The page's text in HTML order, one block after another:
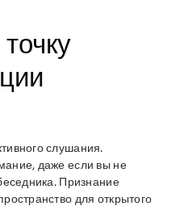
слушания.
даже если вы не
Признание
для открытого